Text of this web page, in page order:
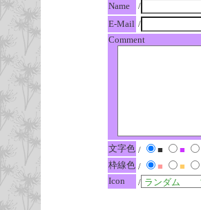
Name
/
E-Mail /
Comment
文字色 / ■ ■
枠線色 / ■ ■
Icon
/